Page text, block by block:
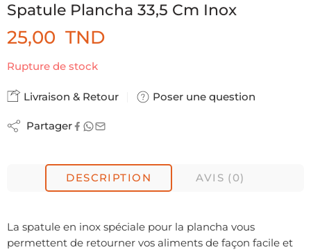
Spatule Plancha 33,5 Cm Inox
25,00 TND
Rupture de stock
Livraison & Retour Poser une question
Partager
DESCRIPTION AVIS (0)
La spatule en inox spéciale pour la plancha vous
permettent de retourner vos aliments de façon facile et